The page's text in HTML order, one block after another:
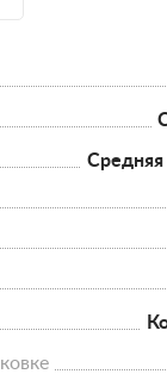
Средняя